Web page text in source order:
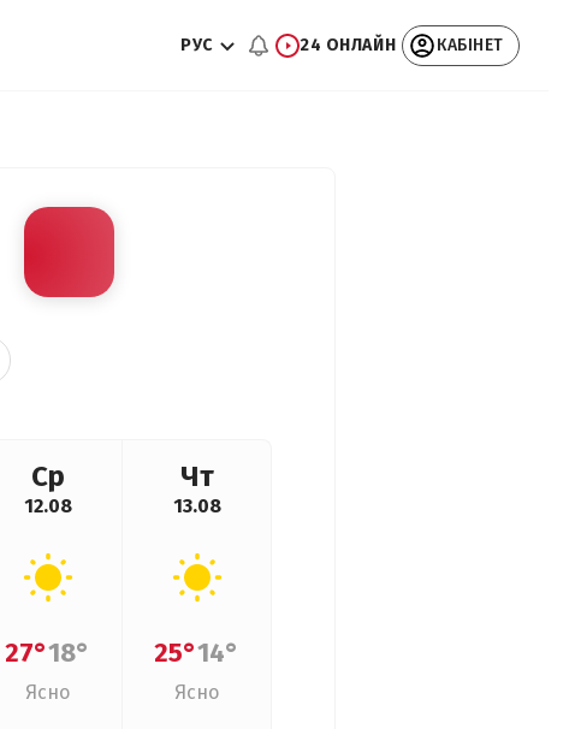
РУС 24 ОНЛАЙН КАБІНЕТ
Ср
12.08
27°18°
Ясно
Чт
13.08
25°14°
Ясно